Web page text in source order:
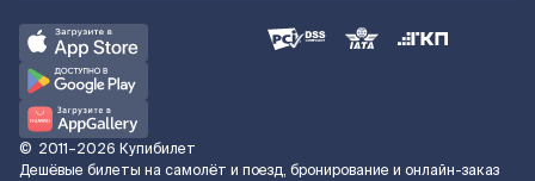
© 2011–2026 Купибилет
Дешёвые билеты на самолёт и поезд, бронирование и онлайн-заказ